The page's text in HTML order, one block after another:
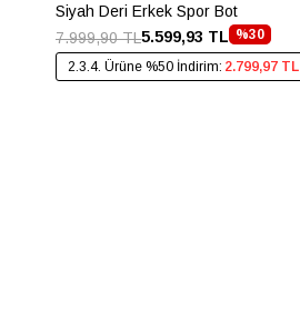
Siyah Deri Erkek Spor Bot
%30
5.599,93 TL
7.999,90 TL
2.3.4. Ürüne %50 İndirim: 2.799,97 TL